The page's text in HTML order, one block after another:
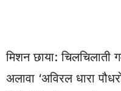
मिशन छाया:
अलावा ‘अविरल धारा